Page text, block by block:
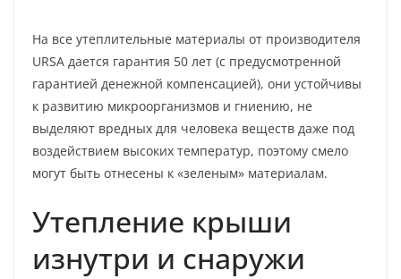
На все утеплительные материалы от производителя
URSA дается гарантия 50 лет (с предусмотренной
гарантией денежной компенсацией), они устойчивы
к развитию микроорганизмов и гниению, не
выделяют вредных для человека веществ даже под
воздействием высоких температур, поэтому смело
могут быть отнесены к «зеленым» материалам.
Утепление крыши
изнутри и снаружи